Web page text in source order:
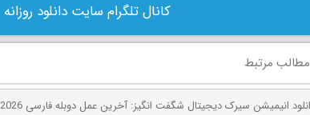
کانال تلگرام سایت دانلود روزانه
مطالب مرتبط